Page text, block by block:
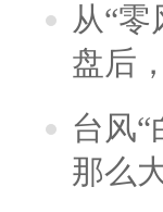
从“
盘后
台风
那么